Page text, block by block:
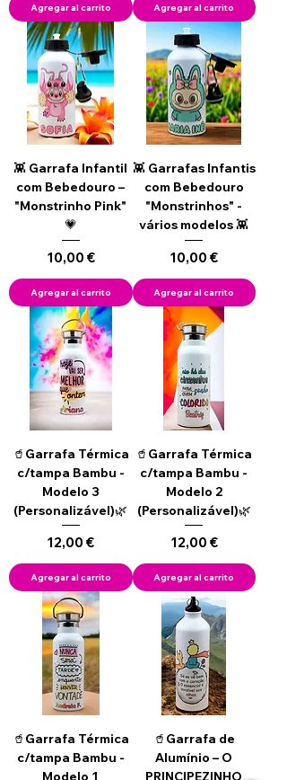
Agregar al carrito Agregar al carrito
👾 Garrafa Infantil
com Bebedouro –
"Monstrinho Pink"
💗
Precio
10,00 €
Agregar al carrito
👾 Garrafas Infantis
com Bebedouro
"Monstrinhos" -
vários modelos 👾
Precio
10,00 €
Agregar al carrito
🥤Garrafa Térmica
c/tampa Bambu -
Modelo 3
(Personalizável)🌿
Precio
12,00 €
Agregar al carrito
🥤Garrafa Térmica
c/tampa Bambu -
Modelo 2
(Personalizável)🌿
Precio
12,00 €
Agregar al carrito
🥤Garrafa Térmica
c/tampa Bambu -
Modelo 1
🥤Garrafa de
Alumínio – O
PRINCIPEZINHO